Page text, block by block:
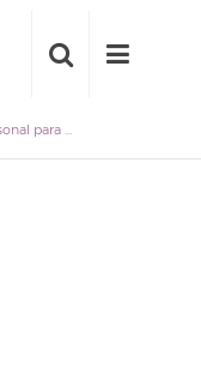
Convocatoria de selección de personal para el proyecto de investigación 'AQUA'